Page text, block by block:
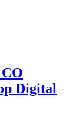
Digital